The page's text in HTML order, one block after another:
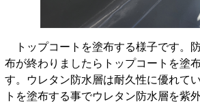
トップコートを塗布する様子です。
布が終わりましたらトップコートを塗
す。ウレタン防水層は耐久性に優れて
トを塗布する事でウレタン防水層を紫